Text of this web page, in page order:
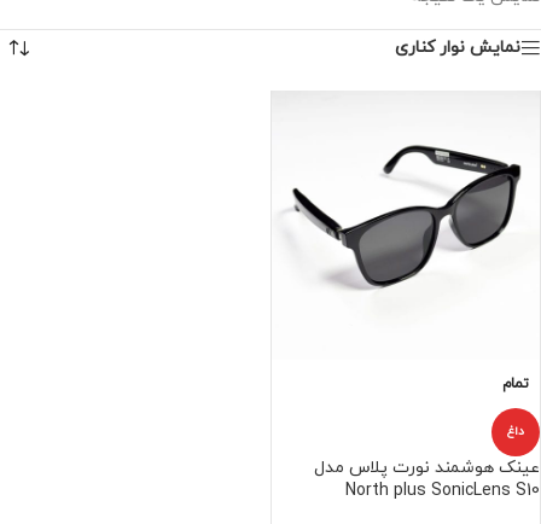
نمایش نوار کناری
تمام
داغ
عینک هوشمند نورت پلاس مدل
North plus SonicLens S10